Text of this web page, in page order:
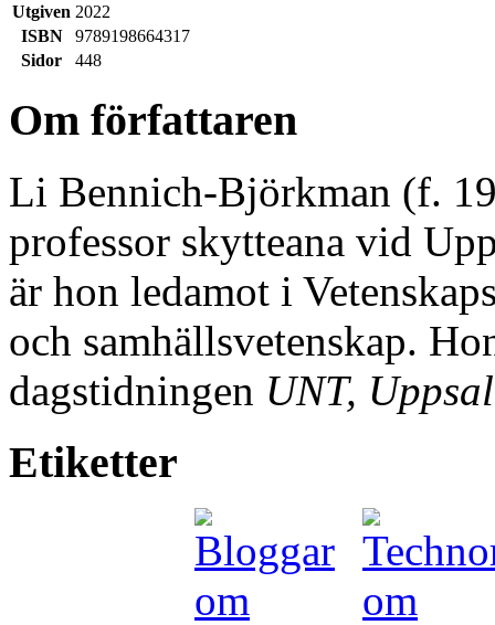
Utgiven 2022
ISBN
9789198664317
Sidor
448
Om författaren
Li Bennich-Björkman (f.
professor skytteana vid
är hon ledamot i
och samhällsvetenskap.
dagstidningen UNT,
Etiketter